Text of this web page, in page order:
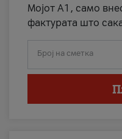
Мојот А1, само
фактурата што
Број на сметка